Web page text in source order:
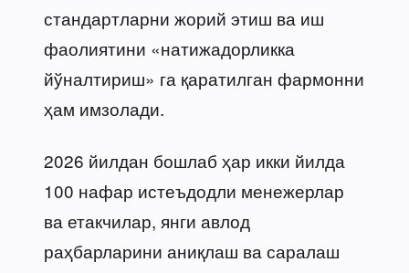
стандартларни жорий этиш ва иш
фаолиятини «натижадорликка
йўналтириш» га қаратилган фармонни
ҳам имзолади.
2026 йилдан бошлаб ҳар икки йилда
100 нафар истеъдодли менежерлар
ва етакчилар, янги авлод
раҳбарларини аниқлаш ва саралаш